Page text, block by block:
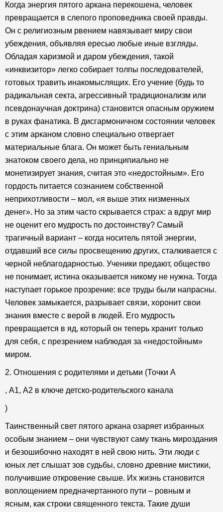
Когда энергия пятого аркана перекошена, человек
превращается в слепого проповедника своей правды.
Он с религиозным рвением навязывает миру свои
убеждения, объявляя ересью любые иные взгляды.
Обладая харизмой и даром убеждения, такой
«инквизитор» легко собирает толпы последователей,
готовых травить инакомыслящих. Его учение (будь то
радикальная секта, агрессивный традиционализм или
псевдонаучная доктрина) становится опасным оружием
в руках фанатика. В дисгармоничном состоянии человек
с этим арканом словно специально отвергает
материальные блага. Он может быть гениальным
знатоком своего дела, но принципиально не
монетизирует знания, считая это «недостойным». Его
гордость питается сознанием собственной
неприхотливости – мол, «я выше этих низменных
денег». Но за этим часто скрывается страх: а вдруг мир
не оценит его мудрость по достоинству? Самый
трагичный вариант – когда носитель пятой энергии,
отдавший все силы просвещению других, сталкивается с
черной неблагодарностью. Ученики предают, общество
не понимает, истина оказывается никому не нужна. Тогда
наступает горькое прозрение: все труды были напрасны.
Человек замыкается, разрывает связи, хоронит свои
знания вместе с верой в людей. Его мудрость
превращается в яд, который он теперь хранит только
для себя, с презрением наблюдая за «недостойным»
миром.
2. Отношения с родителями и детьми (Точки А
, А1, А2 в ключе детско-родительского канала
)
Таинственный свет пятого аркана озаряет избранных
особым знанием – они чувствуют саму ткань мироздания
и безошибочно находят в ней свою нить. Эти люди с
юных лет слышат зов судьбы, словно древние мистики,
получившие откровение свыше. Их жизнь становится
воплощением предначертанного пути – ровным и
ясным, как строки священного текста. Такие души